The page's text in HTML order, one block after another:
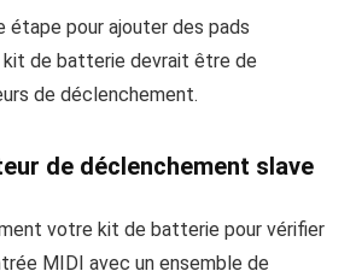
étape pour ajouter des pads
kit de batterie devrait être de
de déclenchement.
de déclenchement slave
votre kit de batterie pour vérifier
MIDI avec un ensemble de